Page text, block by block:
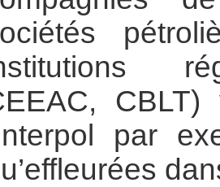
CBLT)
par